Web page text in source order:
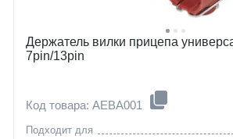
Держатель вилки прицепа
7pin/13pin
Код товара: AEBA001
Подходит для